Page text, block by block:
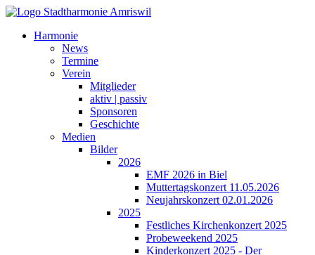
Harmonie
News
Termine
Verein
Mitglieder
aktiv | passiv
Sponsoren
Geschichte
Medien
Bilder
2026
EMF 2026 in Biel
Muttertagskonzert 11.05.2026
Neujahrskonzert 02.01.2026
2025
Festliches Kirchenkonzert 2025
Probeweekend 2025
Kinderkonzert 2025 - Der